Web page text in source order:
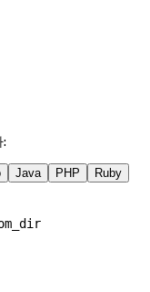
Java PHP Ruby